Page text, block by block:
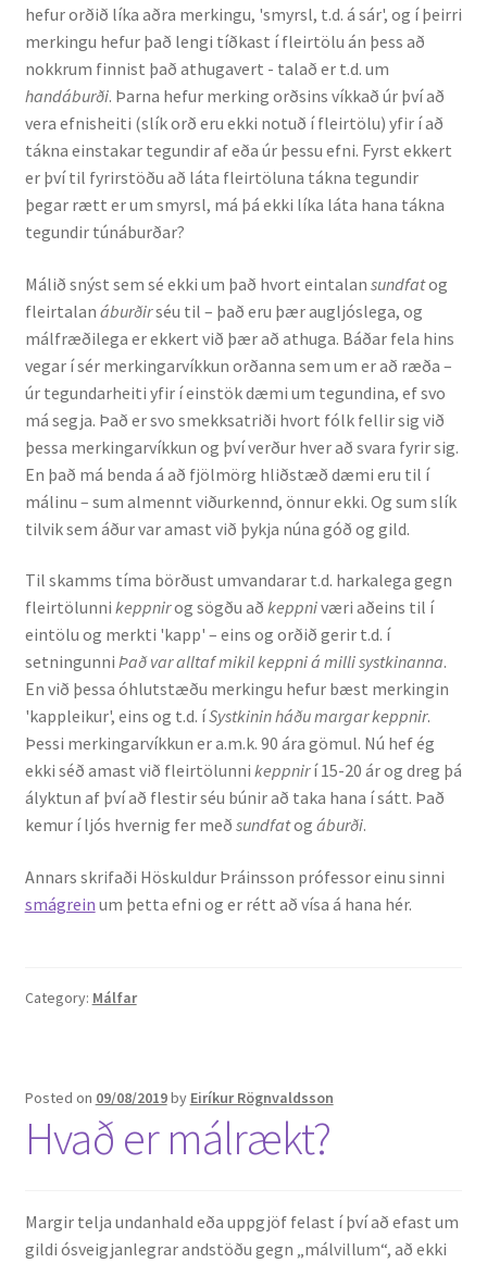
hefur orðið líka aðra merkingu, 'smyrsl, t.d. á sár', og í þeirri
merkingu hefur það lengi tíðkast í fleirtölu án þess að
nokkrum finnist það athugavert - talað er t.d. um
handáburði. Þarna hefur merking orðsins víkkað úr því að
vera efnisheiti (slík orð eru ekki notuð í fleirtölu) yfir í að
tákna einstakar tegundir af eða úr þessu efni. Fyrst ekkert
er því til fyrirstöðu að láta fleirtöluna tákna tegundir
þegar rætt er um smyrsl, má þá ekki líka láta hana tákna
tegundir túnáburðar?
Málið snýst sem sé ekki um það hvort eintalan sundfatog
fleirtalan áburðirséu til – það eru þær augljóslega, og
málfræðilega er ekkert við þær að athuga. Báðar fela hins
vegar í sér merkingarvíkkun orðanna sem um er að ræða –
úr tegundarheiti yfir í einstök dæmi um tegundina, ef svo
má segja. Það er svo smekksatriði hvort fólk fellir sig við
þessa merkingarvíkkun og því verður hver að svara fyrir sig.
En það má benda á að fjölmörg hliðstæð dæmi eru til í
málinu – sum almennt viðurkennd, önnur ekki. Og sum slík
tilvik sem áður var amast við þykja núna góð og gild.
Til skamms tíma börðust umvandarar t.d. harkalega gegn
fleirtölunni keppnirog sögðu að keppniværi aðeins til í
eintölu og merkti 'kapp' – eins og orðið gerir t.d. í
setningunni Það var alltaf mikil keppni á milli systkinanna.
En við þessa óhlutstæðu merkingu hefur bæst merkingin
'kappleikur', eins og t.d. íSystkinin háðu margar keppnir.
Þessi merkingarvíkkun er a.m.k. 90 ára gömul. Nú hef ég
ekki séð amast við fleirtölunni keppnirí 15-20 ár og dreg þá
ályktun af því að flestir séu búnir að taka hana í sátt. Það
kemur í ljós hvernig fer með sundfatog áburði.
Annars skrifaði Höskuldur Þráinsson prófessor einu sinni
smágrein um þetta efni og er rétt að vísa á hana hér.
Category: Málfar
Posted on 09/08/2019by Eiríkur Rögnvaldsson
Hvað er málrækt?
Margir telja undanhald eða uppgjöf felast í því að efast um
gildi ósveigjanlegrar andstöðu gegn „málvillum“, að ekki